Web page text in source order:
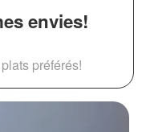
envies!
préférés!